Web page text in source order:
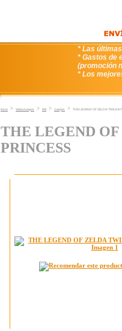
* Las
* Gastos de
(promoción
* Los
Inicio > VideoJuegos > WII > Juegos > THE LEGEND OF ZELDA:
THE LEGEND
PRINCESS